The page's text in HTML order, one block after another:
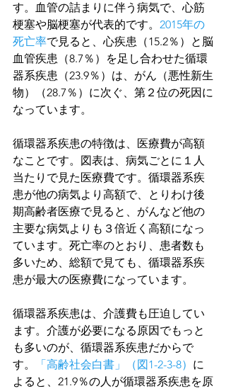
す。血管の詰まりに伴う病気で、心筋
梗塞や脳梗塞が代表的です。 2015年の
死亡率で見ると、心疾患（15.2％）と脳
血管疾患（8.7％）を足し合わせた循環
器系疾患（23.9％）は、がん（悪性新生
物）（28.7％）に次ぐ、第２位の死因に
なっています。
循環器系疾患の特徴は、医療費が高額
なことです。図表は、病気ごとに１人
当たりで見た医療費です。循環器系疾
患が他の病気より高額で、とりわけ後
期高齢者医療で見ると、がんなど他の
主要な病気よりも３倍近く高額になっ
ています。死亡率のとおり、患者数も
多いため、総額で見ても、循環器系疾
患が最大の医療費になっています。
循環器系疾患は、介護費も圧迫してい
ます。介護が必要になる原因でもっと
も多いのが、循環器系疾患だからで
す。
「高齢社会白書」（図1-2-3-8） に
よると、21.9％の人が循環器系疾患を原